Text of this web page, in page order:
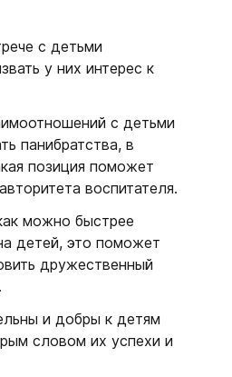
с детьми
у них интерес к
с детьми
панибратства, в
позиция поможет
воспитателя.
можно быстрее
детей, это поможет
дружественный
и добры к детям
словом их успехи и